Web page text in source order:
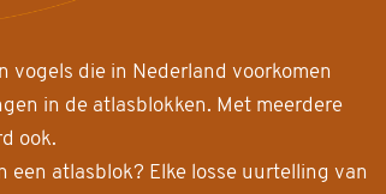
vogels die in Nederland voorkomen
in de atlasblokken. Met meerdere
ook.
atlasblok? Elke losse uurtelling van